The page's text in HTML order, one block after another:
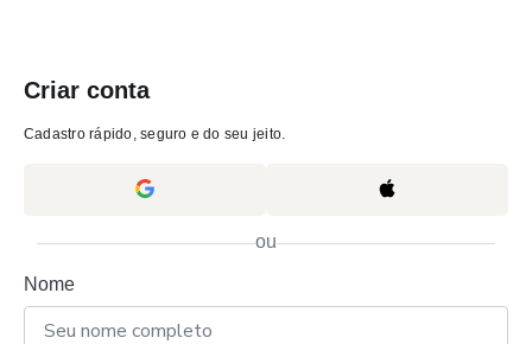
Criar conta
Cadastro rápido, seguro e do seu jeito.
ou
Nome